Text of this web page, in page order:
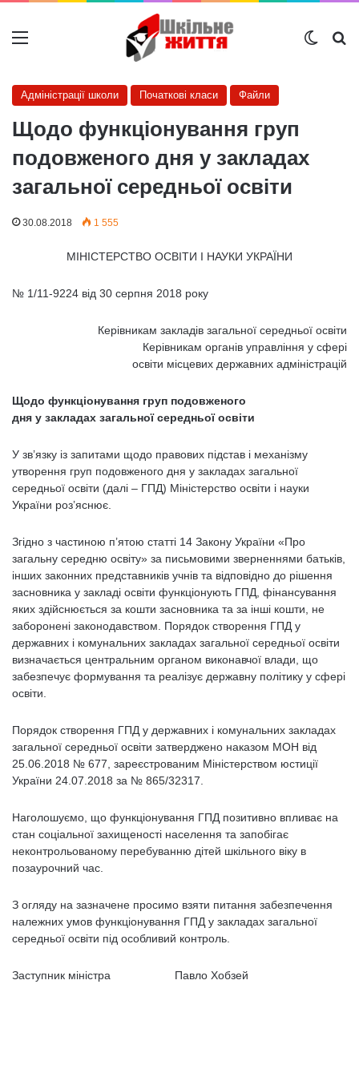
Меню
Адміністрації школи Початкові класи Файли
Щодо функціонування груп
подовженого дня у закладах
загальної середньої освіти
30.08.2018 1 555
МІНІСТЕРСТВО ОСВІТИ І НАУКИ УКРАЇНИ
№ 1/11-9224 від 30 серпня 2018 року
Керівникам закладів загальної середньої освіти
Керівникам органів управління у сфері
освіти місцевих державних адміністрацій
Щодо функціонування груп подовженого
дня у закладах загальної середньої освіти
У зв’язку із запитами щодо правових підстав і механізму
утворення груп подовженого дня у закладах загальної
середньої освіти (далі – ГПД) Міністерство освіти і науки
України роз’яснює.
Згідно з частиною п’ятою статті 14 Закону України «Про
загальну середню освіту» за письмовими зверненнями батьків,
інших законних представників учнів та відповідно до рішення
засновника у закладі освіти функціонують ГПД, фінансування
яких здійснюється за кошти засновника та за інші кошти, не
заборонені законодавством. Порядок створення ГПД у
державних і комунальних закладах загальної середньої освіти
визначається центральним органом виконавчої влади, що
забезпечує формування та реалізує державну політику у сфері
освіти.
Порядок створення ГПД у державних і комунальних закладах
загальної середньої освіти затверджено наказом МОН від
25.06.2018 № 677, зареєстрованим Міністерством юстиції
України 24.07.2018 за № 865/32317.
Наголошуємо, що функціонування ГПД позитивно впливає на
стан соціальної захищеності населення та запобігає
неконтрольованому перебуванню дітей шкільного віку в
позаурочний час.
З огляду на зазначене просимо взяти питання забезпечення
належних умов функціонування ГПД у закладах загальної
середньої освіти під особливий контроль.
Заступник міністра Павло Хобзей